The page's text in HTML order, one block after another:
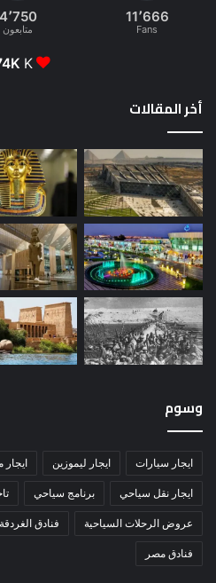
11٬666
Fans
4٬750
متابعون
K
أخر المقالات
وسوم
ايجار سيارات ايجار ليموزين
ايجار نقل سياحي برنامج سياحي
عروض الرحلات السياحية فنادق الغردقة
فنادق مصر